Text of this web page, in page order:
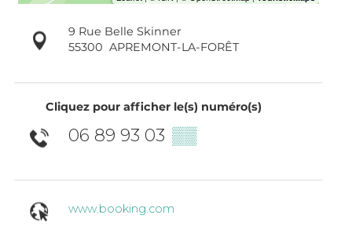
9 Rue Belle Skinner
55300 APREMONT-LA-FORÊT
Cliquez pour afficher le(s) numéro(s)
06 89 93 03 ▒▒
www.booking.com